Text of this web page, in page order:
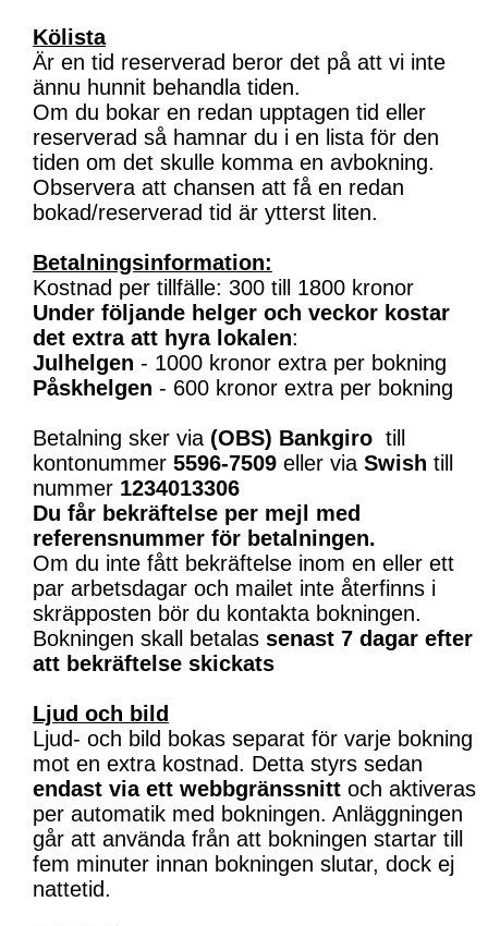
Kölista
Är en tid reserverad beror det på att vi inte
ännu hunnit behandla tiden.
Om du bokar en redan upptagen tid eller
reserverad så hamnar du i en lista för den
tiden om det skulle komma en avbokning.
Observera att chansen att få en redan
bokad/reserverad tid är ytterst liten.
Betalningsinformation:
Kostnad per tillfälle: 300 till 1800 kronor
Under följande helger och veckor kostar
det extra att hyra lokalen:
Julhelgen - 1000 kronor extra per bokning
Påskhelgen - 600 kronor extra per bokning
Betalning sker via (OBS) Bankgiro till
kontonummer 5596-7509 eller via Swish till
nummer 1234013306
Du får bekräftelse per mejl med
referensnummer för betalningen.
Om du inte fått bekräftelse inom en eller ett
par arbetsdagar och mailet inte återfinns i
skräpposten bör du kontakta bokningen.
Bokningen skall betalas senast 7 dagar efter
att bekräftelse skickats
Ljud och bild
Ljud- och bild bokas separat för varje bokning
mot en extra kostnad. Detta styrs sedan
endast via ett webbgränssnitt och aktiveras
per automatik med bokningen. Anläggningen
går att använda från att bokningen startar till
fem minuter innan bokningen slutar, dock ej
nattetid.